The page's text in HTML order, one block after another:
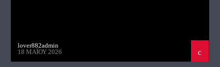
lover882admin
18 ΜΑΪ́ΟΥ 2026